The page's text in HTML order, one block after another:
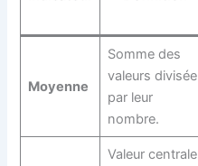
Moyenne
Somme des
valeurs divisée
par leur
nombre.
Valeur centrale